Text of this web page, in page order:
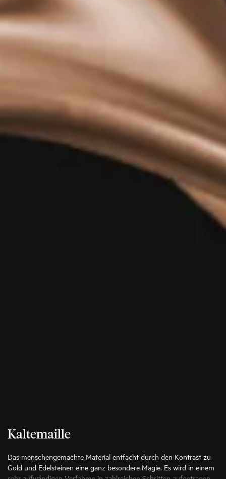
Kaltemaille
Das menschengemachte Material entfacht durch den Kontrast zu
Gold und Edelsteinen eine ganz besondere Magie. Es wird in einem